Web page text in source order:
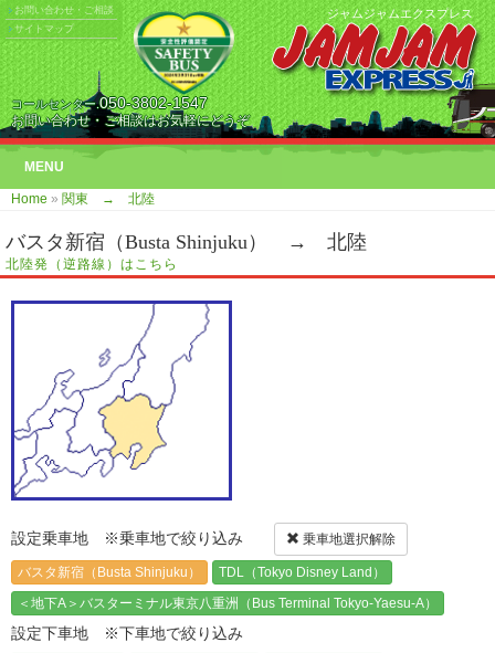
ジャムジャムエクスプレス
コールセンター.050-3802-1547
お問い合わせ・ご相談はお気軽にどうぞ
お問い合わせ・ご相談
サイトマップ
MENU
Home » 関東 → 北陸
バスタ新宿（Busta Shinjuku） → 北陸
北陸発（逆路線）はこちら
設定乗車地 ※乗車地で絞り込み 乗車地選択解除
バスタ新宿（Busta Shinjuku）
TDL（Tokyo Disney Land）
＜地下A＞バスターミナル東京八重洲（Bus Terminal Tokyo-Yaesu-A）
設定下車地 ※下車地で絞り込み